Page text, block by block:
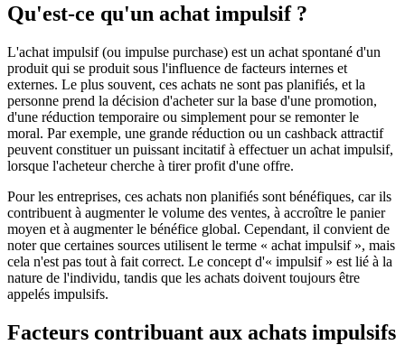
Qu'est-ce qu'un achat impulsif ?
L'achat impulsif (ou impulse purchase) est un achat spontané d'un
produit qui se produit sous l'influence de facteurs internes et
externes. Le plus souvent, ces achats ne sont pas planifiés, et la
personne prend la décision d'acheter sur la base d'une promotion,
d'une réduction temporaire ou simplement pour se remonter le
moral. Par exemple, une grande réduction ou un cashback attractif
peuvent constituer un puissant incitatif à effectuer un achat impulsif,
lorsque l'acheteur cherche à tirer profit d'une offre.
Pour les entreprises, ces achats non planifiés sont bénéfiques, car ils
contribuent à augmenter le volume des ventes, à accroître le panier
moyen et à augmenter le bénéfice global. Cependant, il convient de
noter que certaines sources utilisent le terme « achat impulsif », mais
cela n'est pas tout à fait correct. Le concept d'« impulsif » est lié à la
nature de l'individu, tandis que les achats doivent toujours être
appelés impulsifs.
Facteurs contribuant aux achats impulsifs